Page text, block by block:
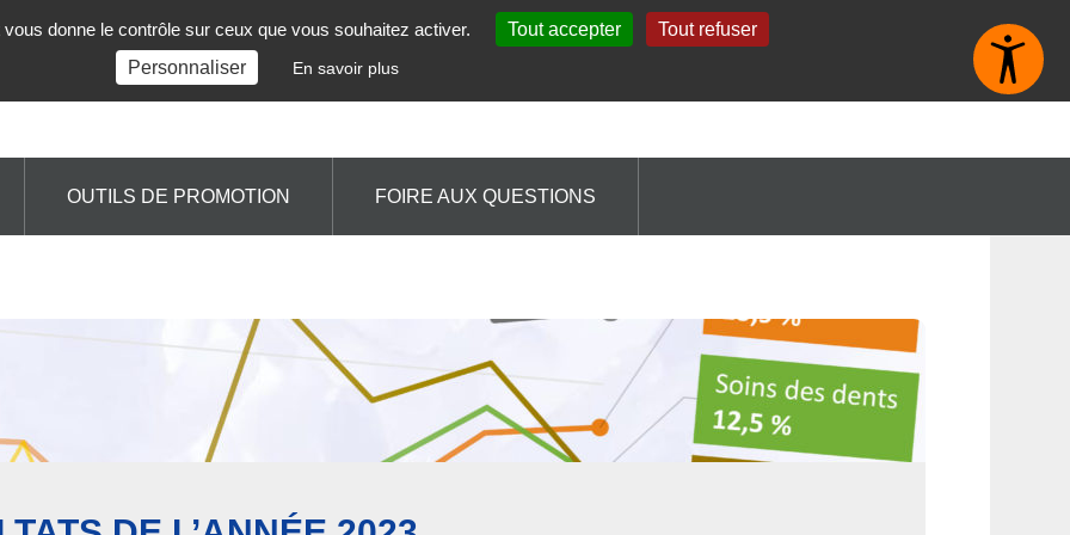
OUTILS DE PROMOTION FOIRE AUX QUESTIONS
donne le contrôle sur ceux que vous souhaitez activer. Tout accepter
Tout refuser
Personnaliser
En savoir plus